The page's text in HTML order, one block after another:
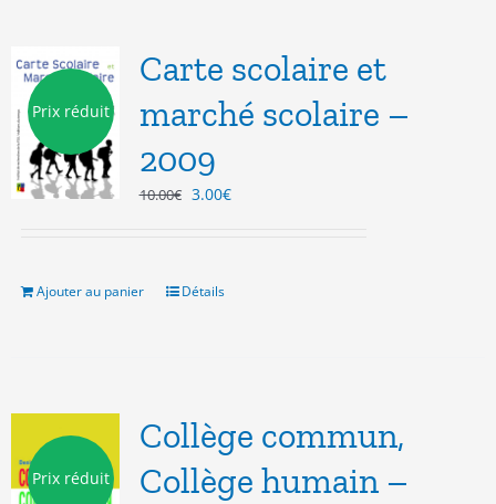
Prix réduit
Carte scolaire et
marché scolaire –
2009
10.00€ Le
10.00€.
3.00€Le
Ajouter au panier Détails
Prix réduit
Collège commun,
Collège humain –